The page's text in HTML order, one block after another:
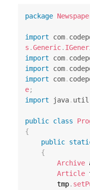
package
import com.
s .Generic.
import
com.
import
com.
import
com.
e;
import
java. util
public class
{
public
{
Archive
Article
        tmp
.